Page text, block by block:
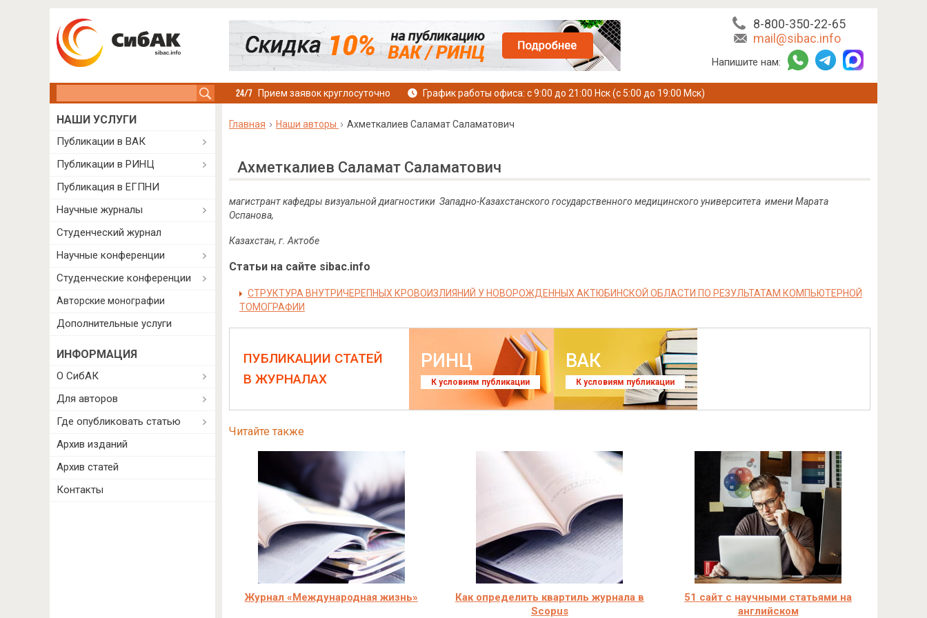
8-800-350-22-65
mail@sibac.info
Напишите нам:
Прием заявок круглосуточно График работы офиса: с 9:00 до 21:00 Нск (с 5:00 до 19:00 Мск)
Главная Наши авторы Ахметкалиев Саламат Саламатович
Ахметкалиев Саламат Саламатович
магистрант кафедры визуальной диагностики Западно-Казахстанского государственного медицинского университета имени Марата
Оспанова,
Казахстан, г. Актобе
Статьи на сайте sibac.info
СТРУКТУРА ВНУТРИЧЕРЕПНЫХ КРОВОИЗЛИЯНИЙ У НОВОРОЖДЕННЫХ АКТЮБИНСКОЙ ОБЛАСТИ ПО РЕЗУЛЬТАТАМ КОМПЬЮТЕРНОЙ
ТОМОГРАФИИ
ПУБЛИКАЦИИ СТАТЕЙ
В ЖУРНАЛАХ
РИНЦ
К условиям публикации
ВАК
К условиям публикации
Читайте также
Журнал «Международная жизнь»
Как определить квартиль журнала в
Scopus
51 сайт с научными статьями на
английском
НАШИ УСЛУГИ
Публикации в ВАК
Публикации в РИНЦ
Публикация в ЕГПНИ
Научные журналы
Студенческий журнал
Научные конференции
Студенческие конференции
Авторские монографии
Дополнительные услуги
ИНФОРМАЦИЯ
О СибАК
Для авторов
Где опубликовать статью
Архив изданий
Архив статей
Контакты